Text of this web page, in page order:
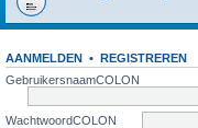
AANMELDEN • REGISTREREN
GebruikersnaamCOLON
WachtwoordCOLON